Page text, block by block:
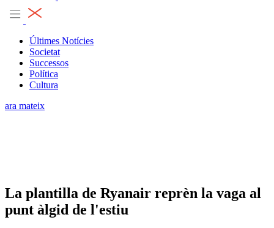
Últimes Notícies
Societat
Successos
Política
Cultura
ara mateix
La plantilla de Ryanair reprèn la vaga al
punt àlgid de l'estiu